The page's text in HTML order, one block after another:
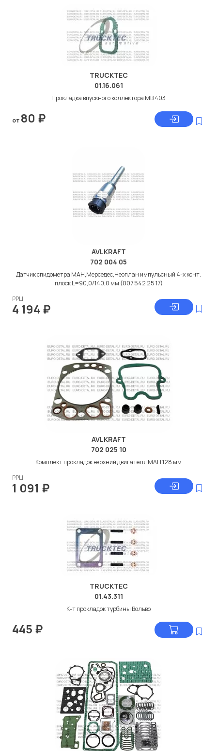
TRUCKTEC
01.16.061
Прокладка впускного коллектора МВ 403
от 80 ₽
AVLKRAFT
702 004 05
Датчик спидометра МАН,Мерседес,Неоплан импульсный 4-х конт.
плоск L=90,0/140,0 мм (007 542 25 17)
РРЦ
4 194 ₽
AVLKRAFT
702 025 10
Комплект прокладок верхний двигателя МАН 128 мм
РРЦ
1 091 ₽
TRUCKTEC
01.43.311
К-т прокладок турбины Вольво
445 ₽